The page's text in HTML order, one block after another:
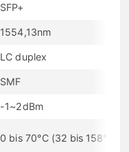
SFP+
1554,13nm
LC duplex
SMF
-1~2dBm
0 bis 70°C (32 bis 158°F)